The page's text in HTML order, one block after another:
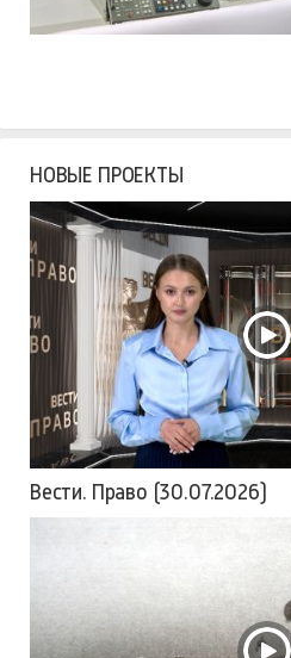
НОВЫЕ ПРОЕКТЫ
Вести. Право (30.07.2026)